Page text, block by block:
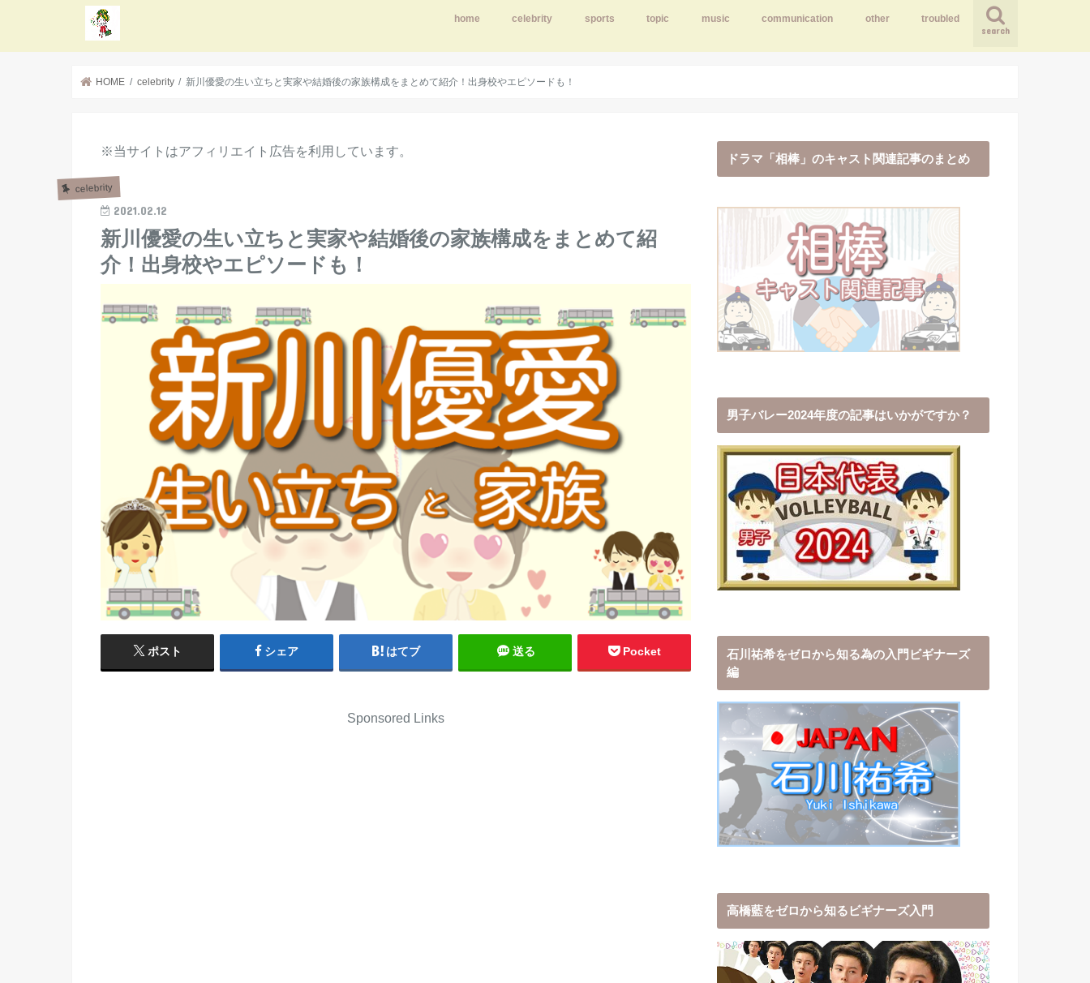
search
home celebrity sports topic music communication other troubled
HOME celebrity 新川優愛の生い立ちと実家や結婚後の家族構成をまとめて紹介！出身校やエピソードも！
※当サイトはアフィリエイト広告を利用しています。
celebrity
2021.02.12
新川優愛の生い立ちと実家や結婚後の家族構成をまとめて紹
介！出身校やエピソードも！
ポスト シェア はてブ 送る Pocket
Sponsored Links
ドラマ「相棒」のキャスト関連記事のまとめ
男子バレー2024年度の記事はいかがですか？
石川祐希をゼロから知る為の入門ビギナーズ
編
高橋藍をゼロから知るビギナーズ入門